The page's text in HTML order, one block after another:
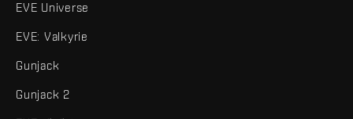
EVE Universe
EVE: Valkyrie
Gunjack
Gunjack 2